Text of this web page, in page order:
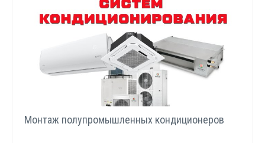
Монтаж полупромышленных кондиционеров